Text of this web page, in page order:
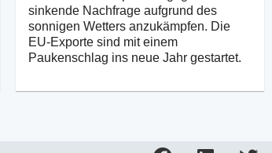
sinkende Nachfrage aufgrund des
sonnigen Wetters anzukämpfen. Die
EU-Exporte sind mit einem
Paukenschlag ins neue Jahr gestartet.